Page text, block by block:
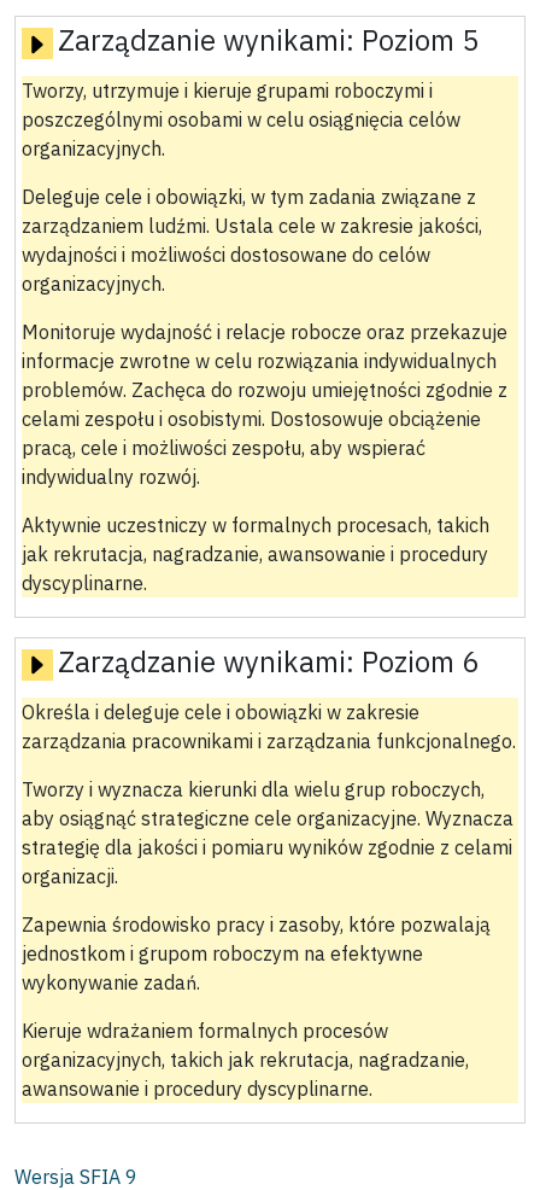
Zarządzanie wynikami: Poziom 5
Tworzy, utrzymuje i kieruje grupami roboczymi i
poszczególnymi osobami w celu osiągnięcia celów
organizacyjnych.
Deleguje cele i obowiązki, w tym zadania związane z
zarządzaniem ludźmi. Ustala cele w zakresie jakości,
wydajności i możliwości dostosowane do celów
organizacyjnych.
Monitoruje wydajność i relacje robocze oraz przekazuje
informacje zwrotne w celu rozwiązania indywidualnych
problemów. Zachęca do rozwoju umiejętności zgodnie z
celami zespołu i osobistymi. Dostosowuje obciążenie
pracą, cele i możliwości zespołu, aby wspierać
indywidualny rozwój.
Aktywnie uczestniczy w formalnych procesach, takich
jak rekrutacja, nagradzanie, awansowanie i procedury
dyscyplinarne.
Zarządzanie wynikami: Poziom 6
Określa i deleguje cele i obowiązki w zakresie
zarządzania pracownikami i zarządzania funkcjonalnego.
Tworzy i wyznacza kierunki dla wielu grup roboczych,
aby osiągnąć strategiczne cele organizacyjne. Wyznacza
strategię dla jakości i pomiaru wyników zgodnie z celami
organizacji.
Zapewnia środowisko pracy i zasoby, które pozwalają
jednostkom i grupom roboczym na efektywne
wykonywanie zadań.
Kieruje wdrażaniem formalnych procesów
organizacyjnych, takich jak rekrutacja, nagradzanie,
awansowanie i procedury dyscyplinarne.
Wersja SFIA 9